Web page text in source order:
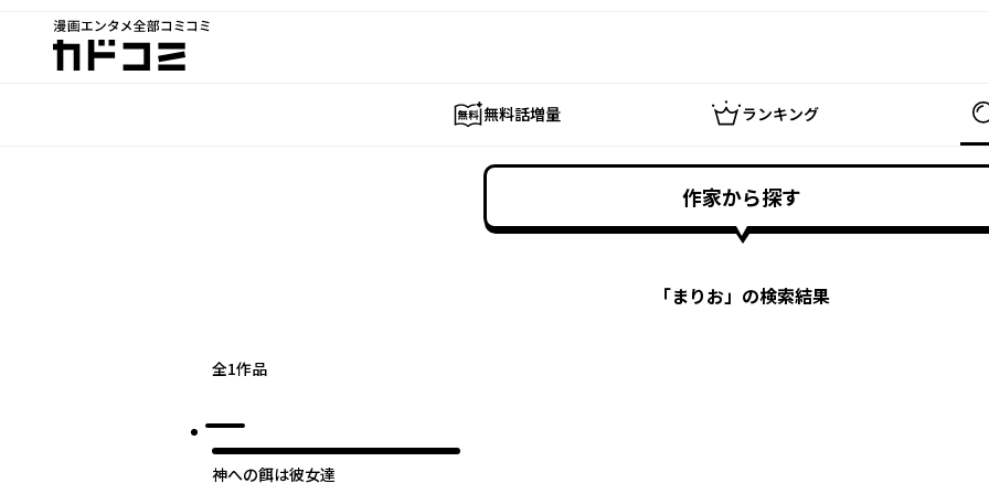
漫画エンタメ全部コミコミ
カドコミ
無料話増量 ランキング
作家から探す
「まりお」の検索結果
全1作品
神への餌は彼女達